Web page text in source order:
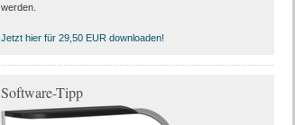
werden.
Jetzt hier für 29,50 EUR downloaden!
Software-Tipp